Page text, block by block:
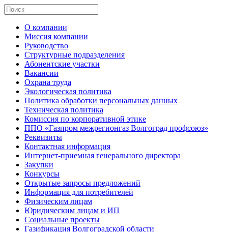
О компании
Миссия компании
Руководство
Структурные подразделения
Абонентские участки
Вакансии
Охрана труда
Экологическая политика
Политика обработки персональных данных
Техническая политика
Комиссия по корпоративной этике
ППО «Газпром межрегионгаз Волгоград профсоюз»
Реквизиты
Контактная информация
Интернет-приемная генерального директора
Закупки
Конкурсы
Открытые запросы предложений
Информация для потребителей
Физическим лицам
Юридическим лицам и ИП
Социальные проекты
Газификация Волгоградской области